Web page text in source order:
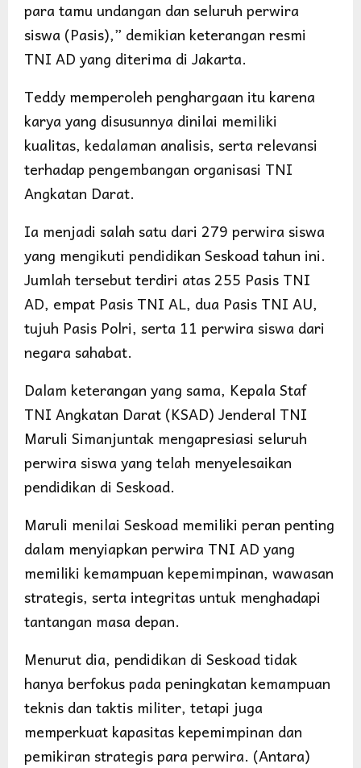
para tamu undangan dan seluruh perwira
siswa (Pasis),” demikian keterangan resmi
TNI AD yang diterima di Jakarta.
Teddy memperoleh penghargaan itu karena
karya yang disusunnya dinilai memiliki
kualitas, kedalaman analisis, serta relevansi
terhadap pengembangan organisasi TNI
Angkatan Darat.
Ia menjadi salah satu dari 279 perwira siswa
yang mengikuti pendidikan Seskoad tahun ini.
Jumlah tersebut terdiri atas 255 Pasis TNI
AD, empat Pasis TNI AL, dua Pasis TNI AU,
tujuh Pasis Polri, serta 11 perwira siswa dari
negara sahabat.
Dalam keterangan yang sama, Kepala Staf
TNI Angkatan Darat (KSAD) Jenderal TNI
Maruli Simanjuntak mengapresiasi seluruh
perwira siswa yang telah menyelesaikan
pendidikan di Seskoad.
Maruli menilai Seskoad memiliki peran penting
dalam menyiapkan perwira TNI AD yang
memiliki kemampuan kepemimpinan, wawasan
strategis, serta integritas untuk menghadapi
tantangan masa depan.
Menurut dia, pendidikan di Seskoad tidak
hanya berfokus pada peningkatan kemampuan
teknis dan taktis militer, tetapi juga
memperkuat kapasitas kepemimpinan dan
pemikiran strategis para perwira. (Antara)